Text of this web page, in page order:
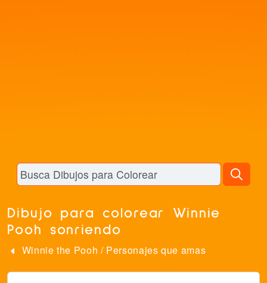
Dibujo para colorear Winnie
Pooh sonriendo
Winnie the Pooh / Personajes que amas